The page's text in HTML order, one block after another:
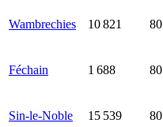
Wambrechies 10 821 80
Féchain 1 688 80
Sin-le-Noble 15 539 80